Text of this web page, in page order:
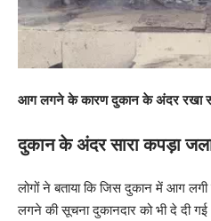
आग लगने के कारण दुकान के अंदर रखा
दुकान के अंदर सारा कपड़ा
लोगों ने बताया कि जिस दुकान में आग
लगने की सूचना दुकानदार को भी दे दी